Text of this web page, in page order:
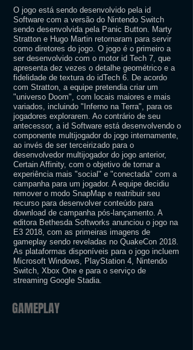
O jogo está sendo desenvolvido pela id
Software com a versão do Nintendo Switch
sendo desenvolvida pela Panic Button. Marty
Stratton e Hugo Martin retornaram para servir
como diretores do jogo. O jogo é o primeiro a
ser desenvolvido com o motor id Tech 7, que
apresenta dez vezes o detalhe geométrico e a
fidelidade de textura do idTech 6. De acordo
com Stratton, a equipe pretendia criar um
"universo Doom", com locais maiores e mais
variados, incluindo "Inferno na Terra", para os
jogadores explorarem. Ao contrário de seu
antecessor, a id Software está desenvolvendo o
componente multijogador do jogo internamente,
ao invés de ser terceirizado para o
desenvolvedor multijogador do jogo anterior,
Certain Affinity, com o objetivo de tornar a
experiência mais "social" e "conectada" com a
campanha para um jogador. A equipe decidiu
remover o modo SnapMap e reatribuir seu
recurso para desenvolver conteúdo para
download de campanha pós-lançamento. A
editora Bethesda Softworks anunciou o jogo na
E3 2018, com as primeiras imagens de
gameplay sendo reveladas no QuakeCon 2018.
As plataformas disponíveis para o jogo incluem
Microsoft Windows, PlayStation 4, Nintendo
Switch, Xbox One e para o serviço de
streaming Google Stadia.
GAMEPLAY